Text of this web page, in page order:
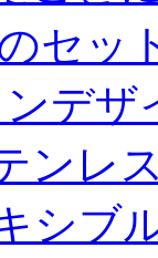
セッ
ンデザ
ンレ
シブ